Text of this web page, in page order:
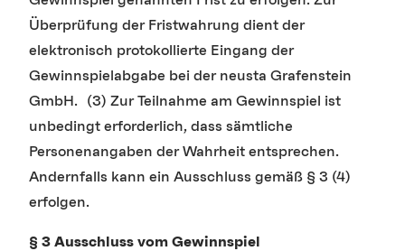
Überprüfung der Fristwahrung dient der
elektronisch protokollierte Eingang der
Gewinnspielabgabe bei der neusta Grafenstein
GmbH. (3) Zur Teilnahme am Gewinnspiel ist
unbedingt erforderlich, dass sämtliche
Personenangaben der Wahrheit entsprechen.
Andernfalls kann ein Ausschluss gemäß § 3 (4)
erfolgen.
§ 3 Ausschluss vom Gewinnspiel